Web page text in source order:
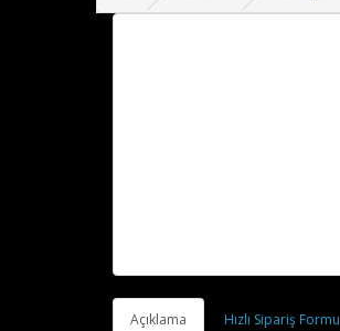
Açıklama Hızlı Sipariş Formu